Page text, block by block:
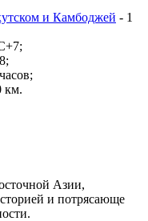
и Камбоджей - 1
км.
Азии,
и потрясающе